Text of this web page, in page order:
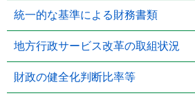
統一的な基準による財務書類
地方行政サービス改革の取組状況
財政の健全化判断比率等